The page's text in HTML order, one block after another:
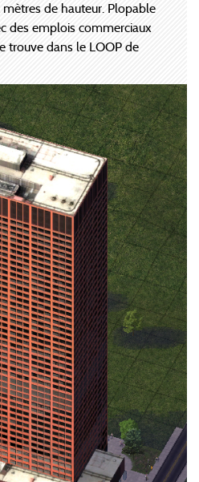
de hauteur. Plopable
des emplois commerciaux
trouve dans le LOOP de